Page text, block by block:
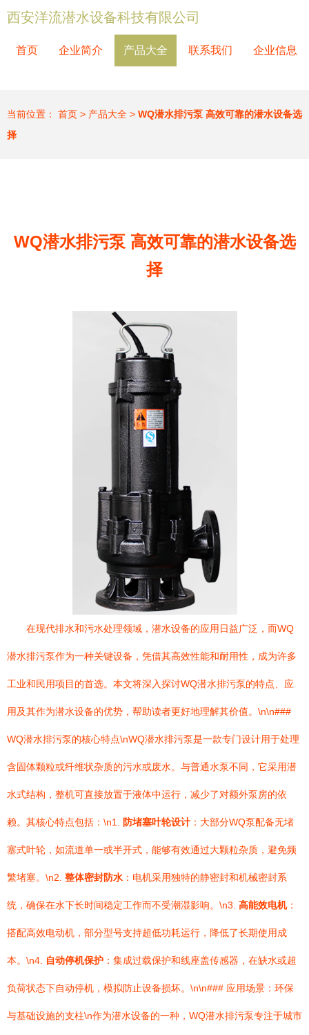
西安洋流潜水设备科技有限公司
首页 企业简介 产品大全 联系我们 企业信息
当前位置： 首页 > 产品大全 > WQ潜水排污泵 高效可靠的潜水设备选
择
WQ潜水排污泵 高效可靠的潜水设备选
择
在现代排水和污水处理领域，潜水设备的应用日益广泛，而WQ
潜水排污泵作为一种关键设备，凭借其高效性能和耐用性，成为许多
工业和民用项目的首选。本文将深入探讨WQ潜水排污泵的特点、应
用及其作为潜水设备的优势，帮助读者更好地理解其价值。\n\n###
WQ潜水排污泵的核心特点\nWQ潜水排污泵是一款专门设计用于处理
含固体颗粒或纤维状杂质的污水或废水。与普通水泵不同，它采用潜
水式结构，整机可直接放置于液体中运行，减少了对额外泵房的依
赖。其核心特点包括：\n1. 防堵塞叶轮设计 ：大部分WQ泵配备无堵
塞式叶轮，如流道单一或半开式，能够有效通过大颗粒杂质，避免频
繁堵塞。\n2. 整体密封防水 ：电机采用独特的静密封和机械密封系
统，确保在水下长时间稳定工作而不受潮湿影响。\n3. 高能效电机：
搭配高效电动机，部分型号支持超低功耗运行，降低了长期使用成
本。\n4. 自动停机保护 ：集成过载保护和线座盖传感器，在缺水或超
负荷状态下自动停机，模拟防止设备损坏。\n\n### 应用场景：环保
与基础设施的支柱\n作为潜水设备的一种，WQ潜水排污泵专注于城市